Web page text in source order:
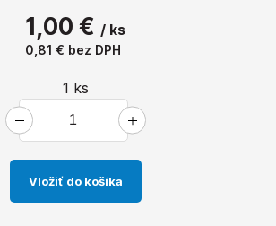
1,00 € / ks
0,81 € bez DPH
1 ks
Vložiť do košíka